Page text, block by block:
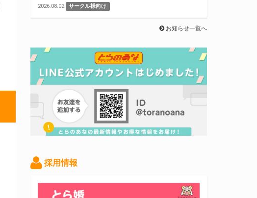
2026.08.02 サークル様向け
お知らせ一覧へ
採用情報